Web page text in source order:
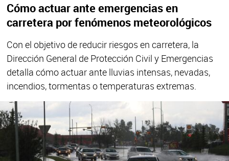
Cómo actuar ante emergencias en
carretera por fenómenos meteorológicos
Con el objetivo de reducir riesgos en carretera, la
Dirección General de Protección Civil y Emergencias
detalla cómo actuar ante lluvias intensas, nevadas,
incendios, tormentas o temperaturas extremas.